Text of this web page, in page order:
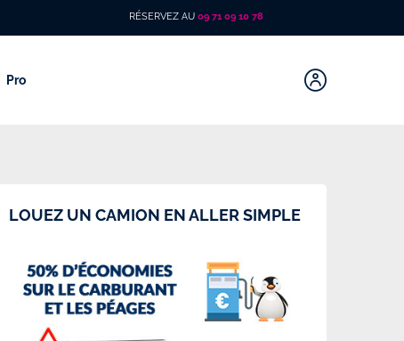
RÉSERVEZ AU09 71 09 10 78
Pro
LOUEZ UN CAMION EN ALLER SIMPLE